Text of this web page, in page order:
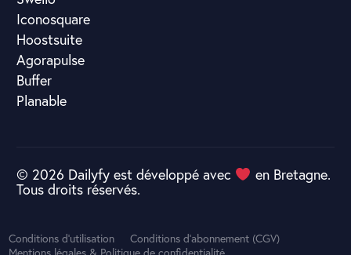
Iconosquare
Hoostsuite
Agorapulse
Buffer
Planable
© 2026 Dailyfy est développé avec en Bretagne.
Tous droits réservés.
Conditions d'utilisation
Conditions d'abonnement (CGV)
Mentions légales & Politique de confidentialité